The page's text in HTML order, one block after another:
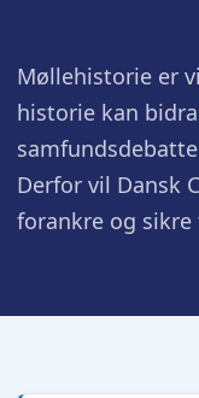
Møllehistorie er
historie kan
Derfor vil Dansk
forankre og